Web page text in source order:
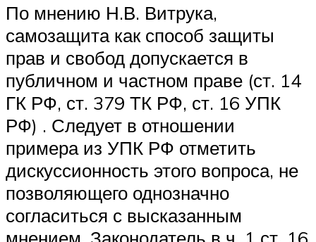
По мнению Н.В. Витрука,
самозащита как способ защиты
прав и свобод допускается в
публичном и частном праве (ст. 14
ГК РФ, ст. 379 ТК РФ, ст. 16 УПК
РФ) . Следует в отношении
примера из УПК РФ отметить
дискуссионность этого вопроса, не
позволяющего однозначно
согласиться с высказанным